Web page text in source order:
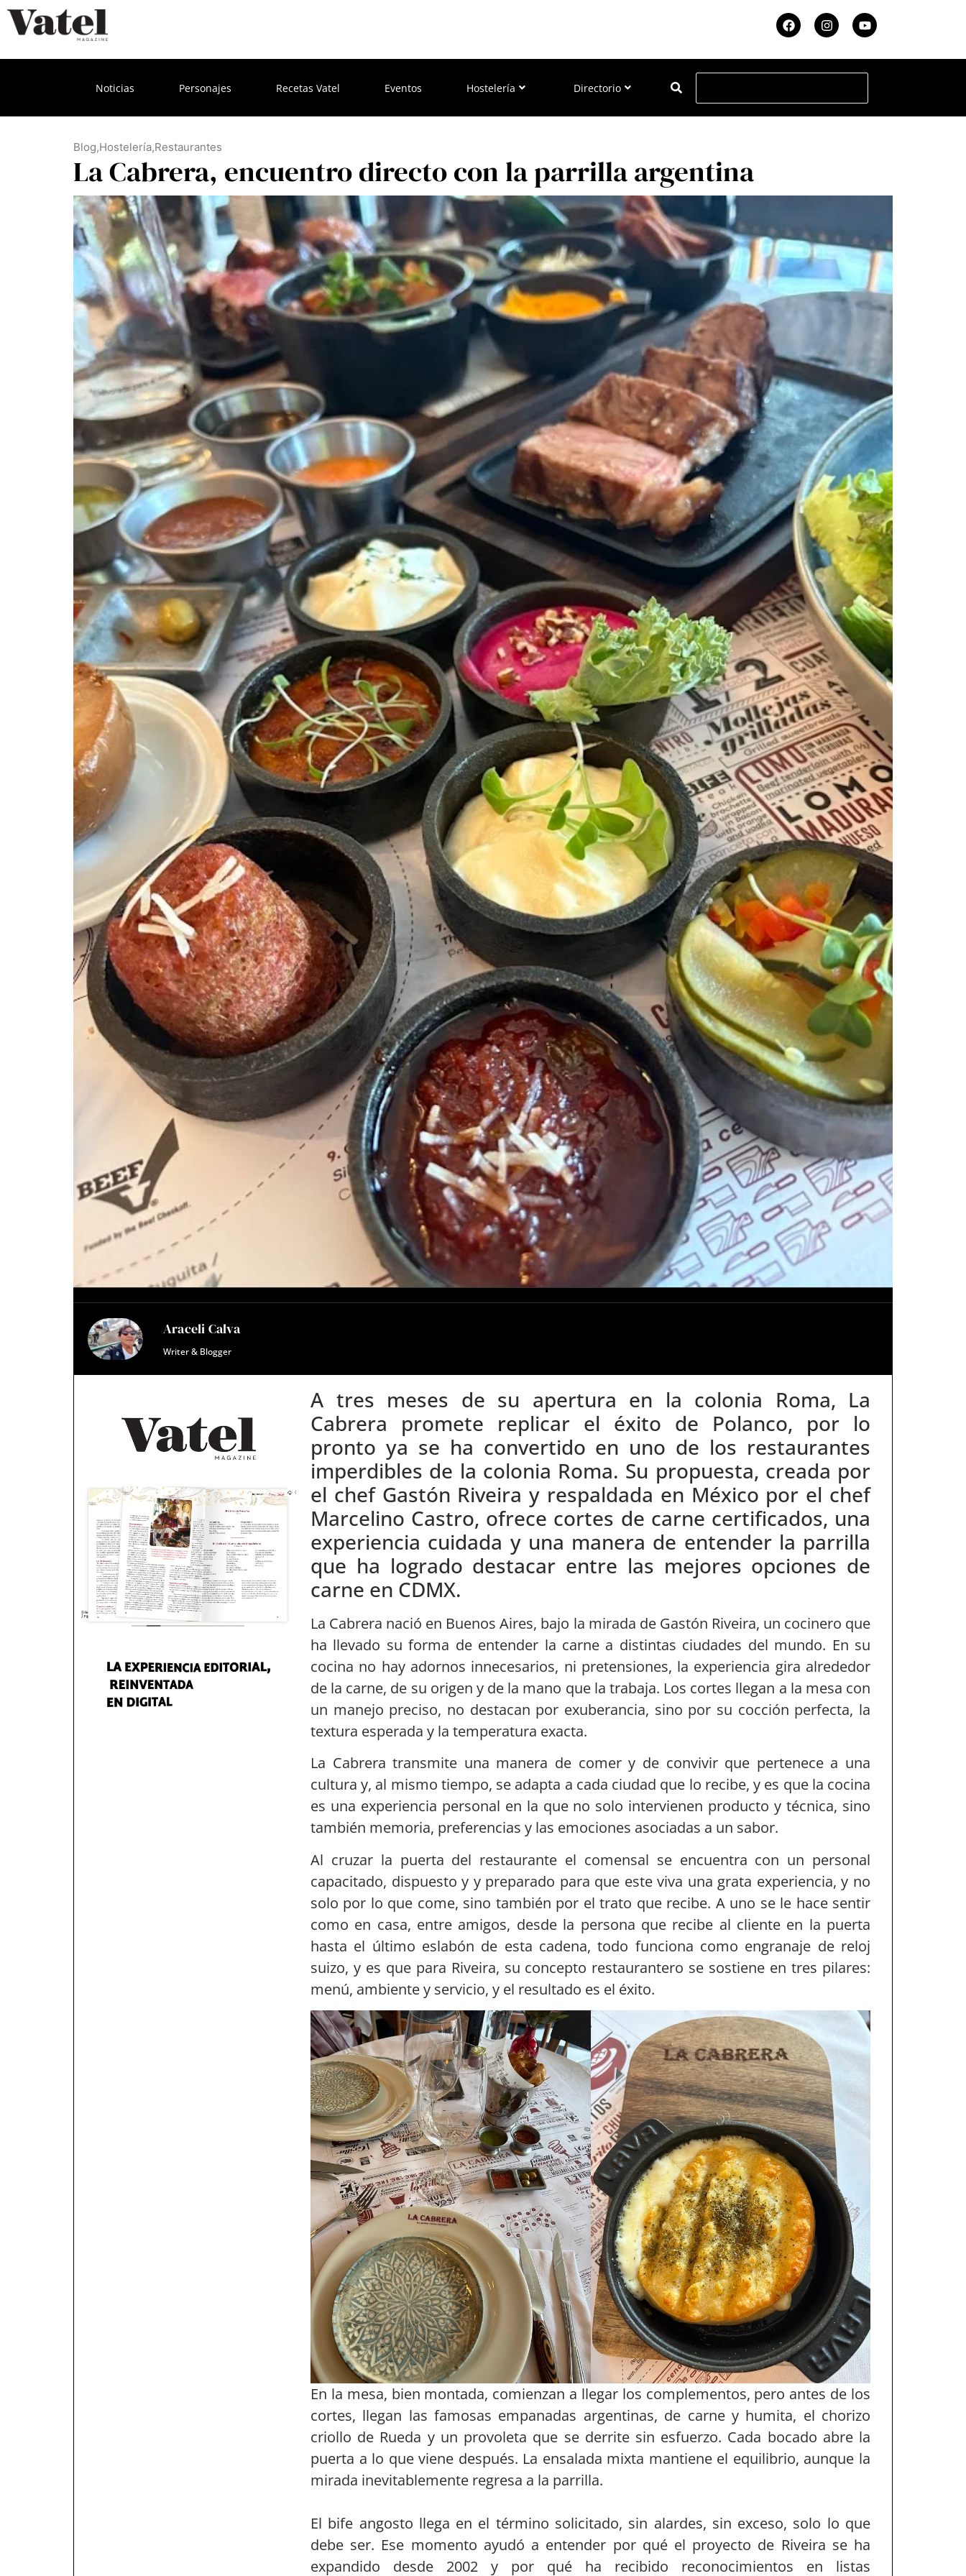
Noticias Personajes Recetas Vatel Eventos Hostelería Directorio
Blog,Hostelería,Restaurantes
La Cabrera, encuentro directo con la parrilla argentina
Araceli Calva
Writer & Blogger
A tres meses de su apertura en la colonia Roma, La
Cabrera promete replicar el éxito de Polanco, por lo
pronto ya se ha convertido en uno de los restaurantes
imperdibles de la colonia Roma. Su propuesta, creada por
el chef Gastón Riveira y respaldada en México por el chef
Marcelino Castro, ofrece cortes de carne certificados, una
experiencia cuidada y una manera de entender la parrilla
que ha logrado destacar entre las mejores opciones de
carne en CDMX.
La Cabrera nació en Buenos Aires, bajo la mirada de Gastón Riveira, un cocinero que
ha llevado su forma de entender la carne a distintas ciudades del mundo. En su
cocina no hay adornos innecesarios, ni pretensiones, la experiencia gira alrededor
de la carne, de su origen y de la mano que la trabaja. Los cortes llegan a la mesa con
un manejo preciso, no destacan por exuberancia, sino por su cocción perfecta, la
textura esperada y la temperatura exacta.
La Cabrera transmite una manera de comer y de convivir que pertenece a una
cultura y, al mismo tiempo, se adapta a cada ciudad que lo recibe, y es que la cocina
es una experiencia personal en la que no solo intervienen producto y técnica, sino
también memoria, preferencias y las emociones asociadas a un sabor.
Al cruzar la puerta del restaurante el comensal se encuentra con un personal
capacitado, dispuesto y y preparado para que este viva una grata experiencia, y no
solo por lo que come, sino también por el trato que recibe. A uno se le hace sentir
como en casa, entre amigos, desde la persona que recibe al cliente en la puerta
hasta el último eslabón de esta cadena, todo funciona como engranaje de reloj
suizo, y es que para Riveira, su concepto restaurantero se sostiene en tres pilares:
menú, ambiente y servicio, y el resultado es el éxito.
En la mesa, bien montada, comienzan a llegar los complementos, pero antes de los
cortes, llegan las famosas empanadas argentinas, de carne y humita, el chorizo
criollo de Rueda y un provoleta que se derrite sin esfuerzo. Cada bocado abre la
puerta a lo que viene después. La ensalada mixta mantiene el equilibrio, aunque la
mirada inevitablemente regresa a la parrilla.
El bife angosto llega en el término solicitado, sin alardes, sin exceso, solo lo que
debe ser. Ese momento ayudó a entender por qué el proyecto de Riveira se ha
expandido desde 2002 y por qué ha recibido reconocimientos en listas